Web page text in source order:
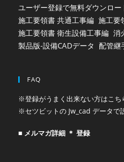
ユーザー登録で無料ダウンロー
施工要領書 共通工事編 施工要
施工要領書 衛生設備工事編 消
製品版-設備CADデータ 配管継
FAQ
※登録がうまく出来ない方はこち
※セツビットの Jw_cad データで
■ メルマガ詳細 ＊ 登録